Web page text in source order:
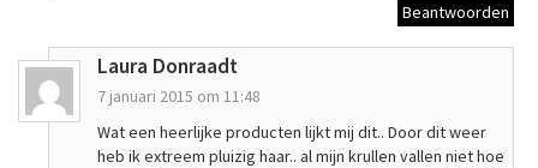
Beantwoorden
Laura Donraadt
7 januari 2015 om 11:48
Wat een heerlijke producten lijkt mij dit.. Door dit weer
heb ik extreem pluizig haar.. al mijn krullen vallen niet hoe